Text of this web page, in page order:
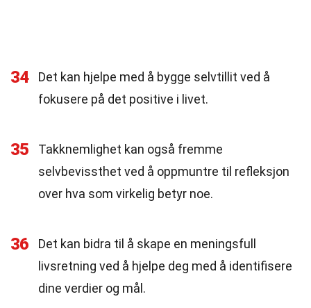
34
Det kan hjelpe med å bygge selvtillit ved å
fokusere på det positive i livet.
35
Takknemlighet kan også fremme
selvbevissthet ved å oppmuntre til refleksjon
over hva som virkelig betyr noe.
36
Det kan bidra til å skape en meningsfull
livsretning ved å hjelpe deg med å identifisere
dine verdier og mål.